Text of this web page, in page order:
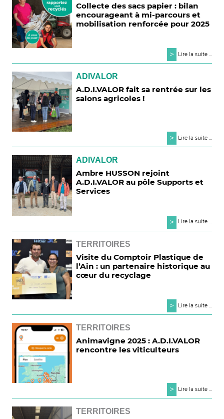
Collecte des sacs papier : bilan
encourageant à mi-parcours et
mobilisation renforcée pour 2025
> Lire la suite ...
ADIVALOR
A.D.I.VALOR fait sa rentrée sur les
salons agricoles !
> Lire la suite ...
ADIVALOR
Ambre HUSSON rejoint
A.D.I.VALOR au pôle Supports et
Services
> Lire la suite ...
TERRITOIRES
Visite du Comptoir Plastique de
l’Ain : un partenaire historique au
cœur du recyclage
> Lire la suite ...
TERRITOIRES
Animavigne 2025 : A.D.I.VALOR
rencontre les viticulteurs
> Lire la suite ...
TERRITOIRES